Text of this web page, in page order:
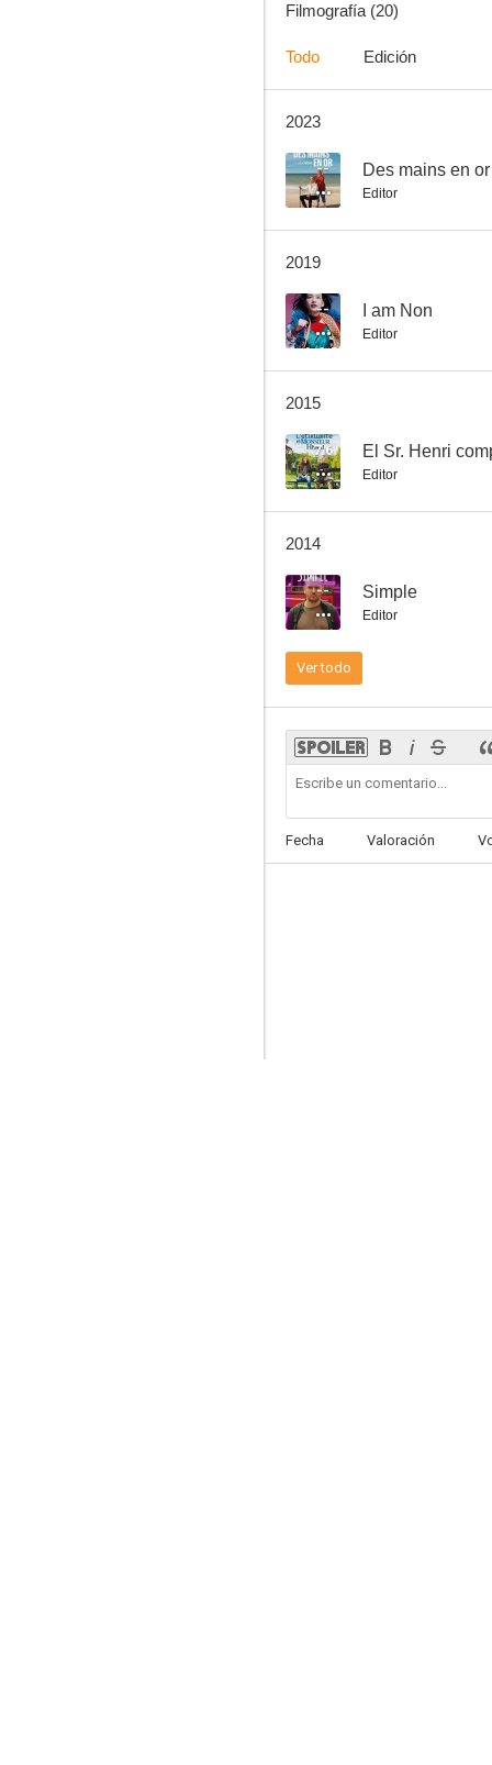
Filmografía (20)
Todo Edición
2023
-- Des mains en or
Editor
2019
-- I am Non
Editor
2015
7.6 El Sr. Henri
Editor
2014
-- Simple
Editor
Ver todo
Fecha Valoración